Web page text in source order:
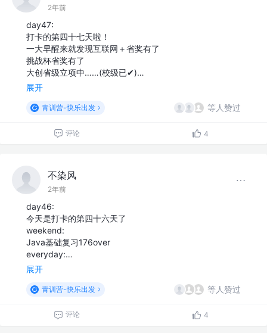
2年前
day47:
打卡的第四十七天啦！
一大早醒来就发现互联网＋省奖有了
挑战杯省奖有了
大创省级立项中……(校级已✔)…
展开
青训营-快乐出发 等人赞过
评论 4
不染风
2年前
day46:
今天是打卡的第四十六天了
weekend:
Java基础复习176over
everyday:…
展开
青训营-快乐出发 等人赞过
评论 4